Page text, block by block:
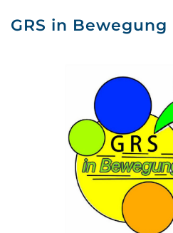
GRS in Bewegung